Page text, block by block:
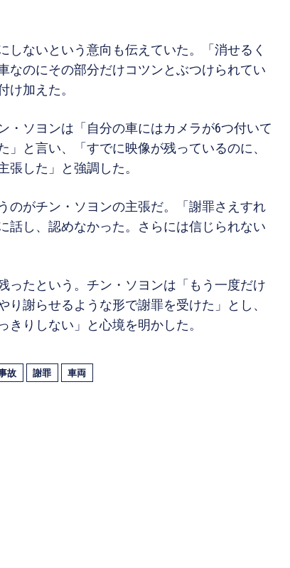
ないという意向も伝えていた。「消せるく
なのにその部分だけコツンとぶつけられてい
け加えた。
・ソヨンは「自分の車にはカメラが6つ付いて
と言い、「すでに映像が残っているのに、
した」と強調した。
のがチン・ソヨンの主張だ。「謝罪さえすれ
話し、認めなかった。さらには信じられない
ったという。チン・ソヨンは「もう一度だけ
謝らせるような形で謝罪を受けた」とし、
りしない」と心境を明かした。
故 謝罪 車両